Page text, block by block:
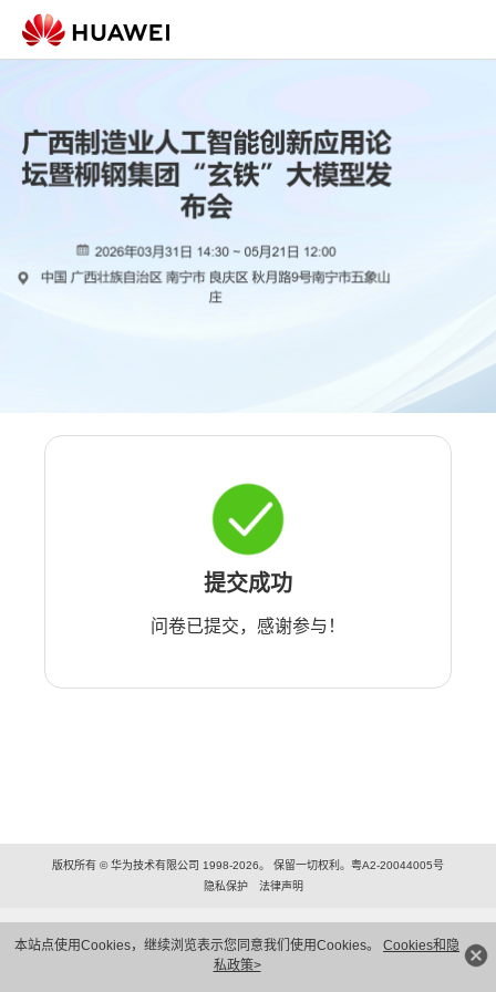
本站点使用Cookies，继续浏览表示您同意我们使用Cookies。 Cookies和隐
私政策>
提交成功
问卷已提交，感谢参与！
版权所有 © 华为技术有限公司 1998-2026。 保留一切权利。粤A2-20044005号
隐私保护
法律声明